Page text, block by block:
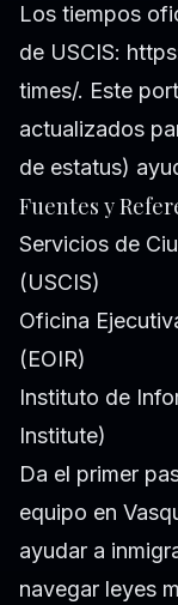
Los tiempos
de USCIS:
times/. Este
actualizados
de estatus)
Fuentes y
Servicios de
(USCIS)
Oficina
(EOIR)
Instituto de
Institute)
Da el primer
equipo en
ayudar a
navegar leyes